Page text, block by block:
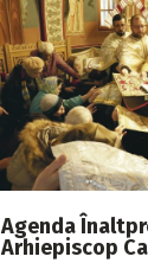
Agenda
Arhiepiscop